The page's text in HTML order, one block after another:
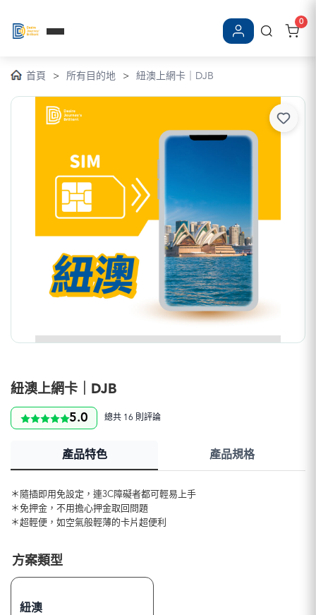
登入/註冊
0
首頁 > 所有目的地 > 紐澳上網卡｜DJB
紐澳上網卡｜DJB
5.0 總共 16 則評論
產品特色 產品規格
＊隨插即用免設定，連3C障礙者都可輕易上手
＊免押金，不用擔心押金取回問題
＊超輕便，如空氣般輕薄的卡片超便利
方案類型
紐澳